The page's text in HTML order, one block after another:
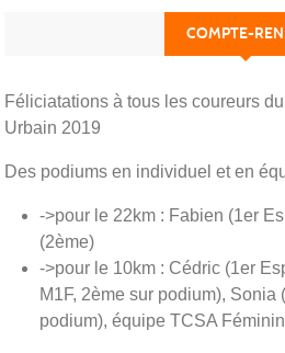
COMPTE-
Féliciatations à tous les coureurs
Urbain 2019
Des podiums en individuel et en
->pour le 22km : Fabien (1er
(2ème)
->pour le 10km : Cédric (1er
M1F, 2ème sur podium), Sonia
podium), équipe TCSA